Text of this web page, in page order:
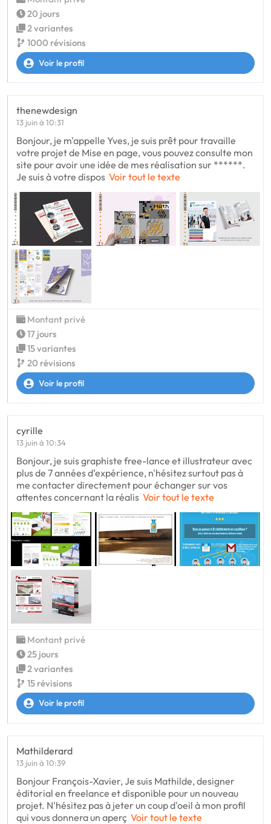
20 jours
2 variantes
1000 révisions
Voir le profil
thenewdesign
13 juin à 10:31
Bonjour, je m'appelle Yves, je suis prêt pour travaille
votre projet de Mise en page, vous pouvez consulte mon
site pour avoir une idée de mes réalisation sur ******.
Je suis à votre dispos Voir tout le texte
Montant privé
17 jours
15 variantes
20 révisions
Voir le profil
cyrille
13 juin à 10:34
Bonjour, je suis graphiste free-lance et illustrateur avec
plus de 7 années d’expérience, n'hésitez surtout pas à
me contacter directement pour échanger sur vos
attentes concernant la réalis Voir tout le texte
Montant privé
25 jours
2 variantes
15 révisions
Voir le profil
Mathilderard
13 juin à 10:39
Bonjour François-Xavier, Je suis Mathilde, designer
éditorial en freelance et disponible pour un nouveau
projet. N'hésitez pas à jeter un coup d'oeil à mon profil
qui vous donnera un aperç Voir tout le texte